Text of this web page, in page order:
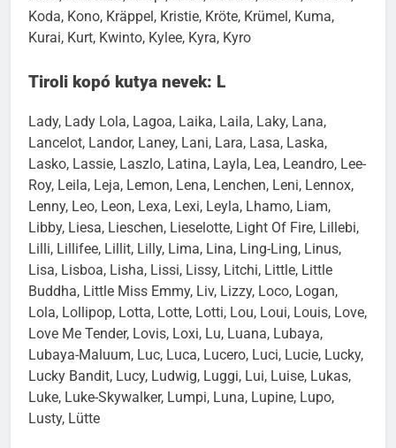
Peter, Klitschko, Knöpi, Knox, Knuffel, Köbes, Kobold,
Koda, Kono, Kräppel, Kristie, Kröte, Krümel, Kuma,
Lady, Lady Lola, Lagoa, Laika, Laila, Laky, Lana,
Lancelot, Landor, Laney, Lani, Lara, Lasa, Laska,
Lasko, Lassie, Laszlo, Latina, Layla, Lea, Leandro, Lee-
Roy, Leila, Leja, Lemon, Lena, Lenchen, Leni, Lennox,
Lenny, Leo, Leon, Lexa, Lexi, Leyla, Lhamo, Liam,
Libby, Liesa, Lieschen, Lieselotte, Light Of Fire, Lillebi,
Lilli, Lillifee, Lillit, Lilly, Lima, Lina, Ling-Ling, Linus,
Lisa, Lisboa, Lisha, Lissi, Lissy, Litchi, Little, Little
Buddha, Little Miss Emmy, Liv, Lizzy, Loco, Logan,
Lola, Lollipop, Lotta, Lotte, Lotti, Lou, Loui, Louis, Love,
Love Me Tender, Lovis, Loxi, Lu, Luana, Lubaya,
Lubaya-Maluum, Luc, Luca, Lucero, Luci, Lucie, Lucky,
Lucky Bandit, Lucy, Ludwig, Luggi, Lui, Luise, Lukas,
Luke, Luke-Skywalker, Lumpi, Luna, Lupine, Lupo,